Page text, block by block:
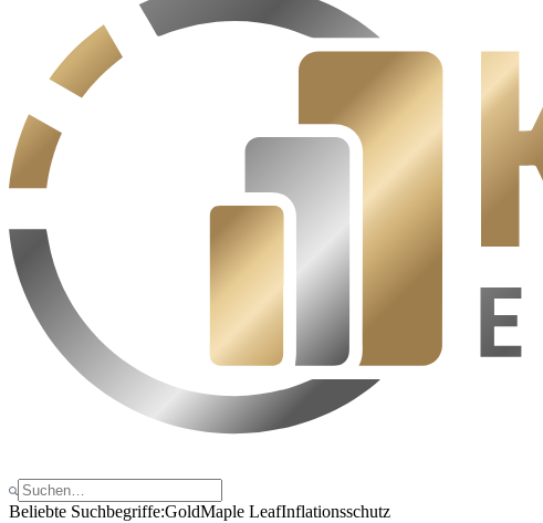
Beliebte Suchbegriffe:GoldMaple LeafInflationsschutz